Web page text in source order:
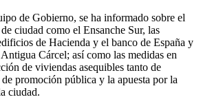
de Gobierno, se ha informado sobre el
ciudad como el Ensanche Sur, las
de Hacienda y el banco de España y
Cárcel; así como las medidas en
de viviendas asequibles tanto de
promoción pública y la apuesta por la
ciudad.